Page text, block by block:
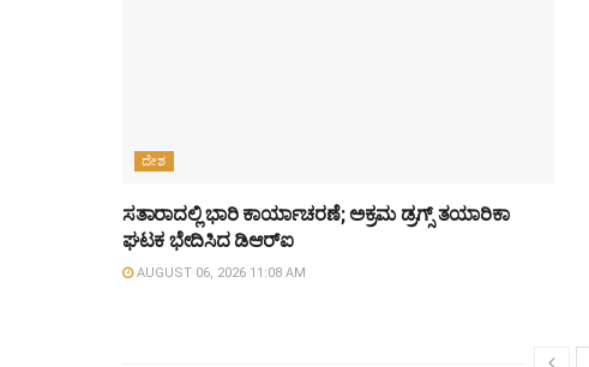
ದೇಶ
ಸತಾರಾದಲ್ಲಿ ಭಾರಿ ಕಾರ್ಯಾಚರಣೆ; ಅಕ್ರಮ ಡ್ರಗ್ಸ್ ತಯಾರಿಕಾ
ಘಟಕ ಭೇದಿಸಿದ ಡಿಆರ್‌ಐ
AUGUST 06, 2026 11:08 AM